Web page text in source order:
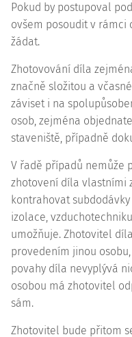
Pokud by postupoval
ovšem posoudit v rámci
žádat.
Zhotovování díla
značně složitou a
záviset i na
osob, zejména
staveniště, případně
V řadě případů nemůže
zhotovení díla vlastními
kontrahovat
izolace,
umožňuje. Zhotovitel
provedením jinou
povahy díla nevyplývá
osobou má zhotovitel
sám.
Zhotovitel bude přitom